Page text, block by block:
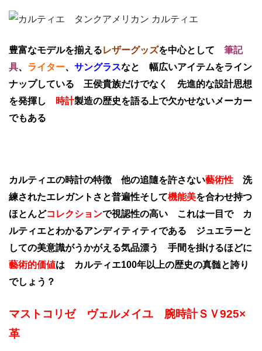
豊富なモデルを揃えるレザーグッズを中心として 筆記
具、 ライター、 サングラスなと 幅広いアイテムをライン
ナップしている 王侯貴族だけでなく 先進的な設計思想
を発揮し
時計製造の歴史を語る上で欠かせないメーカー
でもある
カルティエの時計の特徴 他の追隨を許さない藝術性 洗
練されたエレガントさと普遍性そして機能美を合わせ持つ
ほとんどコレクションで視認性の高い これは一目で カ
ルティエとわかるアンディティティである ジュエラーと
しての美意識がうかがえる気品漂う 手間を掛けるほどに
藝術的価値は カルティエ100年以上の歴史の真髄と誇り
でしょう？
マストコリゼ ヴェルメイユ 腕時計ＳＶ925×
革